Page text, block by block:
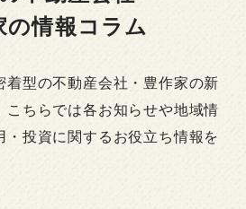
の情報コラム
着型の不動産会社・豊作家の新
こちらでは各お知らせや地域情
・投資に関するお役立ち情報を